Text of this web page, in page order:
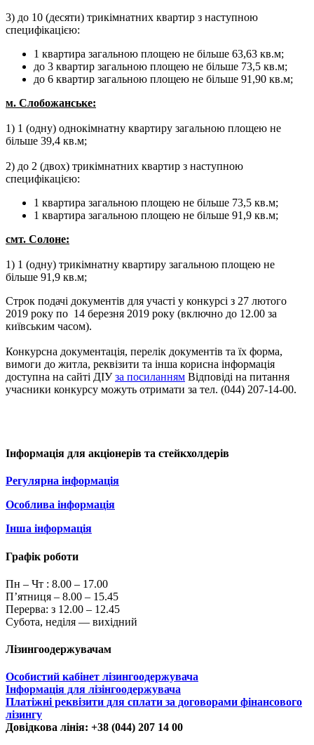
3) до 10 (десяти) трикімнатних квартир з наступною
специфікацією:
1 квартира загальною площею не більше 63,63 кв.м;
до 3 квартир загальною площею не більше 73,5 кв.м;
до 6 квартир загальною площею не більше 91,90 кв.м;
м. Слобожанське:
1) 1 (одну) однокімнатну квартиру загальною площею не
більше 39,4 кв.м;
2) до 2 (двох) трикімнатних квартир з наступною
специфікацією:
1 квартира загальною площею не більше 73,5 кв.м;
1 квартира загальною площею не більше 91,9 кв.м;
смт. Солоне:
1) 1 (одну) трикімнатну квартиру загальною площею не
більше 91,9 кв.м;
Строк подачі документів для участі у конкурсі з 27 лютого
2019 року по 14 березня 2019 року (включно до 12.00 за
київським часом).
Конкурсна документація, перелік документів та їх форма,
вимоги до житла, реквізити та інша корисна інформація
доступна на сайті ДІУза посиланням Відповіді на питання
учасники конкурсу можуть отримати за тел. (044) 207-14-00.
Інформація для акціонерів та стейкхолдерів
Регулярна інформація
Особлива інформація
Інша інформація
Графік роботи
Пн – Чт : 8.00 – 17.00
П’ятниця – 8.00 – 15.45
Перерва: з 12.00 – 12.45
Субота, неділя — вихідний
Лізингоодержувачам
Особистий кабінет лізингоодержувача
Інформація для лізінгоодержувача
Платіжні реквізити для сплати за договорами фінансового
лізингу
Довідкова лінія: +38 (044) 207 14 00